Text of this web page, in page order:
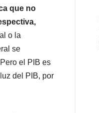
que no
o la
se
el PIB es
del PIB, por